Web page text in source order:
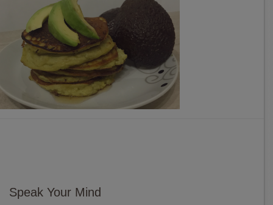
Speak Your Mind